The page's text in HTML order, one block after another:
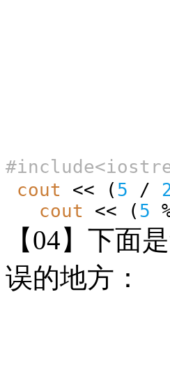
cout << ( 5 /
cout << ( 5
【04】下面
误的地方：